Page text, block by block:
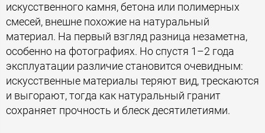
искусственного камня, бетона или полимерных
смесей, внешне похожие на натуральный
материал. На первый взгляд разница незаметна,
особенно на фотографиях. Но спустя 1–2 года
эксплуатации различие становится очевидным:
искусственные материалы теряют вид, трескаются
и выгорают, тогда как натуральный гранит
сохраняет прочность и блеск десятилетиями.